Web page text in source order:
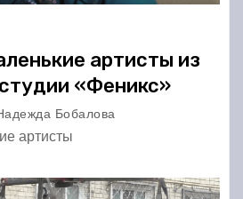
артисты из
«Феникс»
Бобалова
артисты